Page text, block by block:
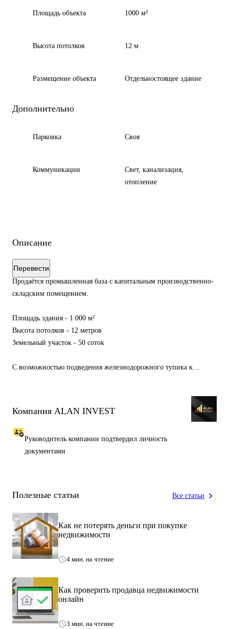
Площадь объекта 1000 м²
Высота потолков 12 м
Размещение объекта Отдельностоящее здание
Дополнительно
Парковка Своя
Коммуникации
Свет, канализация,
отопление
Описание
Перевести
Продаётся промышленная база с капитальным производственно-
складским помещением.
Площадь здания - 1 000 м²
Высота потолков - 12 метров
Земельный участок - 50 соток
С возможностью подведения железнодорожного тупика к
Подходит для:
складской и логистической деятельности
производственного цеха
инвестиционного проекта
Преимущества:
Высокие потолки — эффективное использование объёма
Большой земельный участок — запас под расширение
Ж/Д тупик — снижение логистических затрат
Высокая ликвидность объекта
Возможность масштабирования бизнеса
Компания ALAN INVEST
Компания ALAN INVEST
Руководитель компании подтвердил личность
документами
Полезные статьи Все статьи
Как не потерять деньги при покупке
недвижимости
4 мин. на чтение
Как проверить продавца недвижимости
онлайн
3 мин. на чтение